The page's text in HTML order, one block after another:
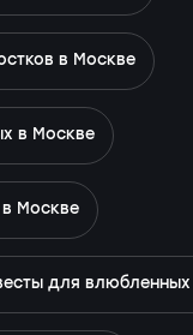
в Москве
в Москве
Москве
для